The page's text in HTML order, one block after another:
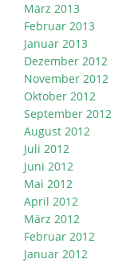
März 2013
Februar 2013
Januar 2013
Dezember 2012
November 2012
Oktober 2012
September 2012
August 2012
Juli 2012
Juni 2012
Mai 2012
April 2012
März 2012
Februar 2012
Januar 2012